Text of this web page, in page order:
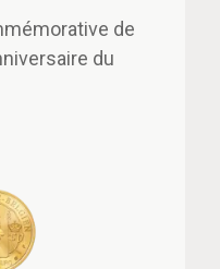
de
du